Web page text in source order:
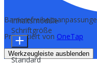
Präsentiert von OneTap
Werkzeugleiste ausblenden
Inhaltsmodule
Schriftgröße
Standard